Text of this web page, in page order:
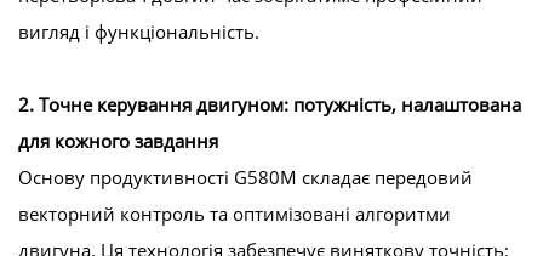
вигляд і функціональність.
2. Точне керування двигуном: потужність, налаштована
для кожного завдання
Основу продуктивності G580M складає передовий
векторний контроль та оптимізовані алгоритми
двигуна. Ця технологія забезпечує виняткову точність: